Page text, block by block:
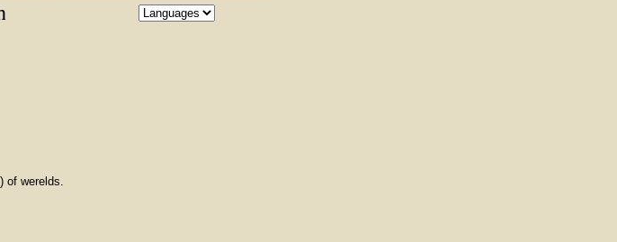
de eeuwige waarheid; degene die lief heeft zal God verkrijgen. -
of werelds.